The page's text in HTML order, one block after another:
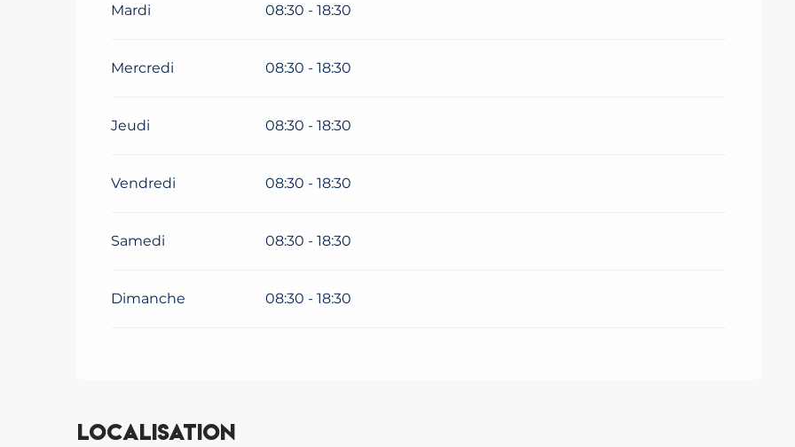
Mardi 08:30 - 18:30
Mercredi 08:30 - 18:30
Jeudi 08:30 - 18:30
Vendredi 08:30 - 18:30
Samedi 08:30 - 18:30
Dimanche 08:30 - 18:30
Localisation